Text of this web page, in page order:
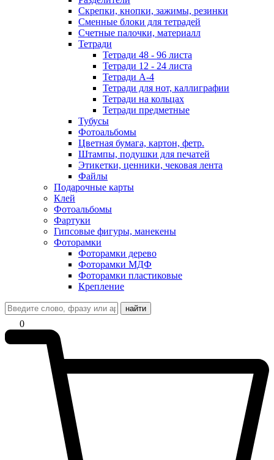
Скрепки, кнопки, зажимы, резинки
Сменные блоки для тетрадей
Счетные палочки, материалл
Тетради
Тетради 48 - 96 листа
Тетради 12 - 24 листа
Тетради А-4
Тетради для нот, каллиграфии
Тетради на кольцах
Тетради предметные
Тубусы
Фотоальбомы
Цветная бумага, картон, фетр.
Штампы, подушки для печатей
Этикетки, ценники, чековая лента
Файлы
Подарочные карты
Клей
Фотоальбомы
Фартуки
Гипсовые фигуры, манекены
Фоторамки
Фоторамки дерево
Фоторамки МДФ
Фоторамки пластиковые
Крепление
найти
0